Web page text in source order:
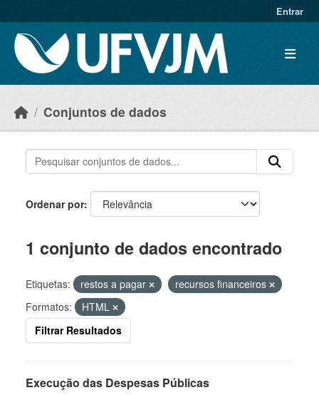
Entrar
Conjuntos de dados
Ordenar por
1 conjunto de dados encontrado
Etiquetas: restos a pagar
recursos financeiros
Formatos:
HTML
Filtrar Resultados
Execução das Despesas Públicas